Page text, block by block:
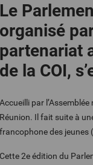
Le
organisé
partenariat
de la COI,
Accueilli par
Réunion. Il fait suite à
francophone des jeunes
Cette 2e édition du